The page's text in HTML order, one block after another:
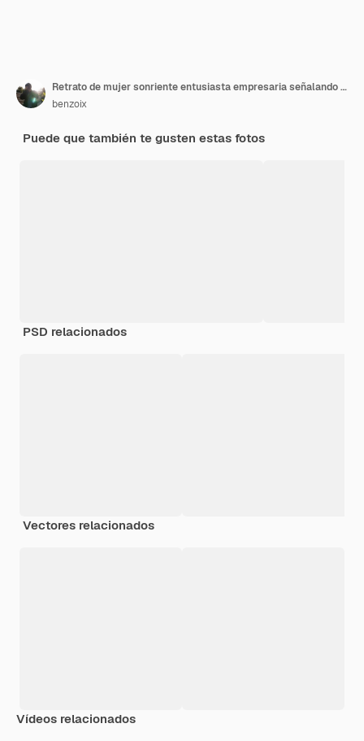
Retrato de mujer sonriente entusiasta empresaria señalando con el dedo a la izquierda y mostrando publicidad...
benzoix
Puede que también te gusten estas fotos
PSD relacionados
Vectores relacionados
Vídeos relacionados